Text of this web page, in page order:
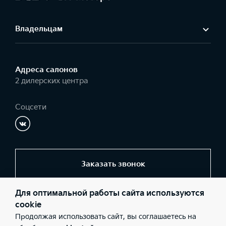
Владельцам
Адреса салонов
2 дилерских центра
Соцсети
Заказать звонок
© 2026 Юридические лица ООО «БН-Моторс» (Фактический
23-01; ИНН: 3232029478; ОГРН: 1023201063600), ООО «БН-
Для оптимальной работы сайта используются
cookie
Продолжая использовать сайт, вы соглашаетесь на